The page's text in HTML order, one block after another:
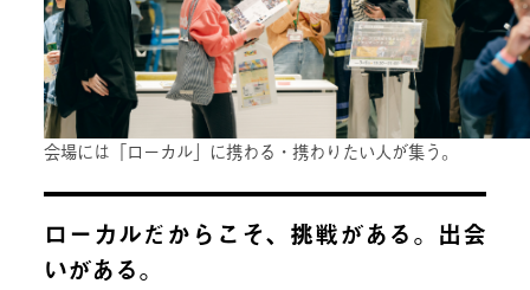
会場には「ローカル」に携わる・携わりたい人が集う。
ローカルだからこそ、挑戦がある。出会
いがある。